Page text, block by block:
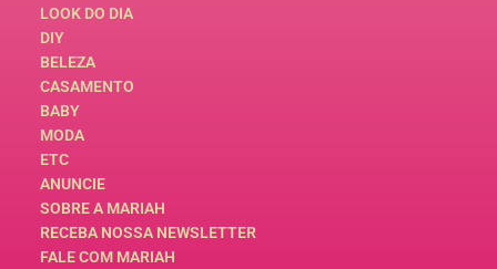
LOOK DO DIA
DIY
BELEZA
CASAMENTO
BABY
MODA
ETC
ANUNCIE
SOBRE A MARIAH
RECEBA NOSSA NEWSLETTER
FALE COM MARIAH